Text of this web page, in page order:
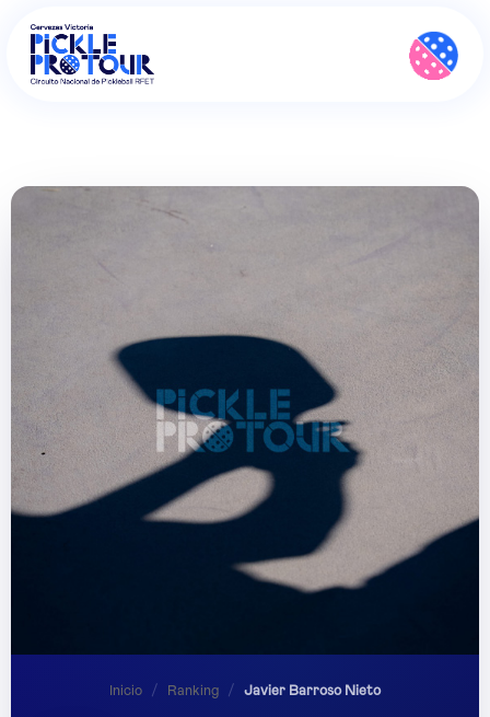
Inicio / Ranking / Javier Barroso Nieto